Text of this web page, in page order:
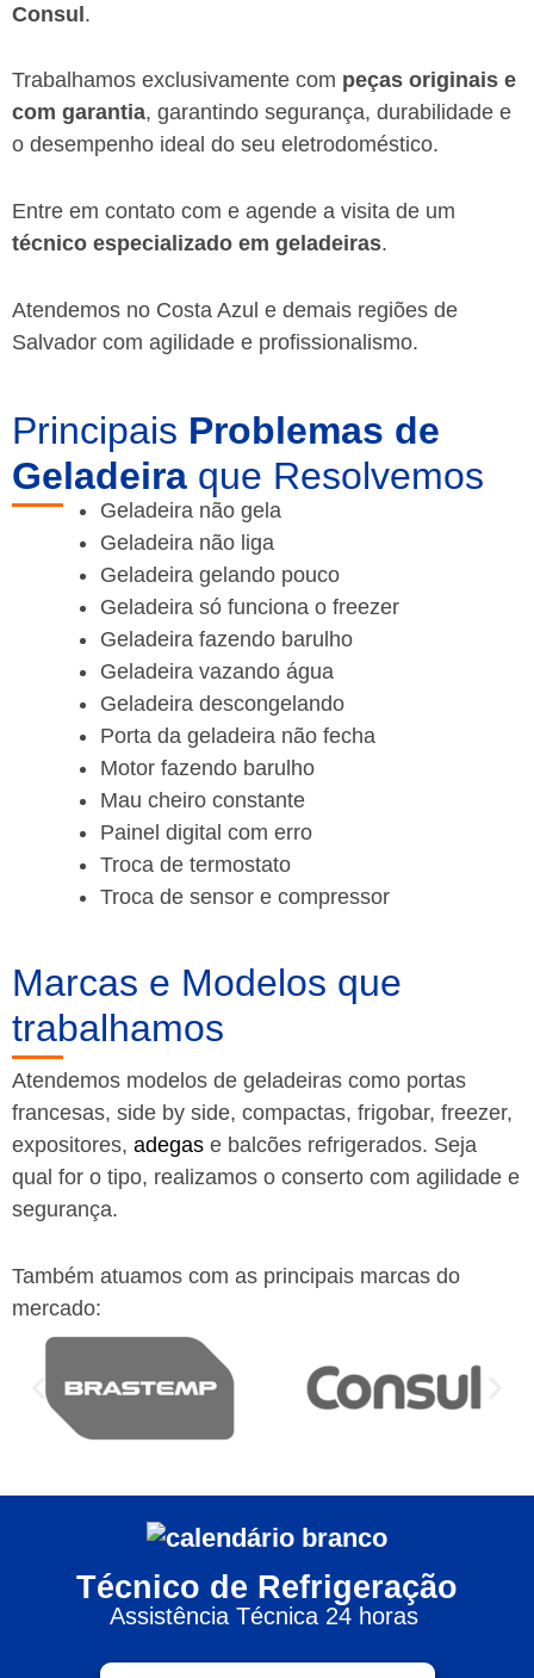
Consul.
Trabalhamos exclusivamente com peças originais e
com garantia, garantindo segurança, durabilidade e
o desempenho ideal do seu eletrodoméstico.
Entre em contato com e agende a visita de um
técnico especializado em geladeiras.
Atendemos no Costa Azul e demais regiões de
Salvador com agilidade e profissionalismo.
Principais Problemas de
Geladeira que Resolvemos
Geladeira não gela
Geladeira não liga
Geladeira gelando pouco
Geladeira só funciona o freezer
Geladeira fazendo barulho
Geladeira vazando água
Geladeira descongelando
Porta da geladeira não fecha
Motor fazendo barulho
Mau cheiro constante
Painel digital com erro
Troca de termostato
Troca de sensor e compressor
Marcas e Modelos que
trabalhamos
Atendemos modelos de geladeiras como portas
francesas, side by side, compactas, frigobar, freezer,
expositores, adegas e balcões refrigerados. Seja
qual for o tipo, realizamos o conserto com agilidade e
segurança.
Também atuamos com as principais marcas do
mercado:
Técnico de Refrigeração
Assistência Técnica 24 horas